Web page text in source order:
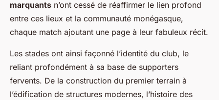
marquants n’ont cessé de réaffirmer le lien profond
entre ces lieux et la communauté monégasque,
chaque match ajoutant une page à leur fabuleux récit.
Les stades ont ainsi façonné l’identité du club, le
reliant profondément à sa base de supporters
fervents. De la construction du premier terrain à
l’édification de structures modernes, l’histoire des